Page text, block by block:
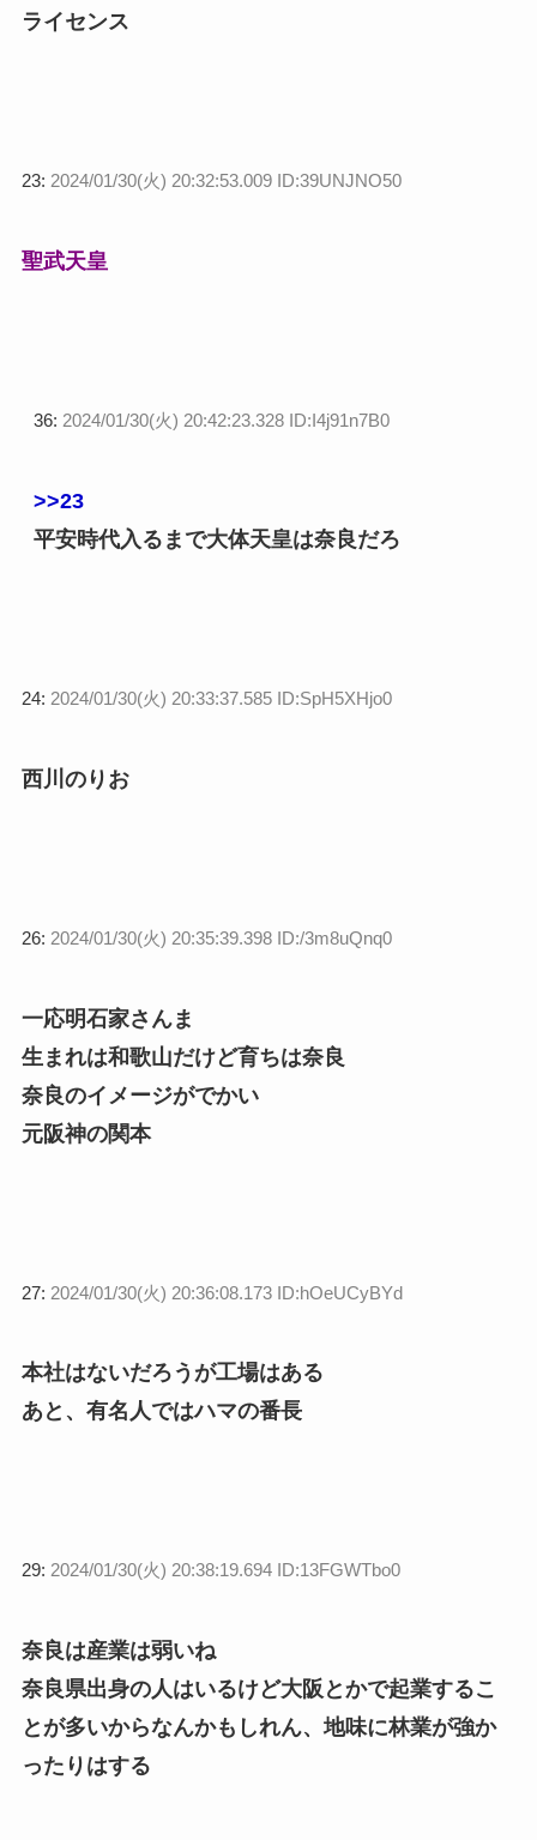
ライセンス
23: 2024/01/30(火) 20:32:53.009 ID:39UNJNO50
聖武天皇
36: 2024/01/30(火) 20:42:23.328 ID:I4j91n7B0
>>23
平安時代入るまで大体天皇は奈良だろ
24: 2024/01/30(火) 20:33:37.585 ID:SpH5XHjo0
西川のりお
26: 2024/01/30(火) 20:35:39.398 ID:/3m8uQnq0
一応明石家さんま
生まれは和歌山だけど育ちは奈良
奈良のイメージがでかい
元阪神の関本
27: 2024/01/30(火) 20:36:08.173 ID:hOeUCyBYd
本社はないだろうが工場はある
あと、有名人ではハマの番長
29: 2024/01/30(火) 20:38:19.694 ID:13FGWTbo0
奈良は産業は弱いね
奈良県出身の人はいるけど大阪とかで起業するこ
とが多いからなんかもしれん、地味に林業が強か
ったりはする